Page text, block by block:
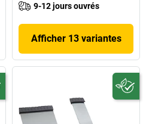
9-12 jours ouvrés
Afficher 13 variantes